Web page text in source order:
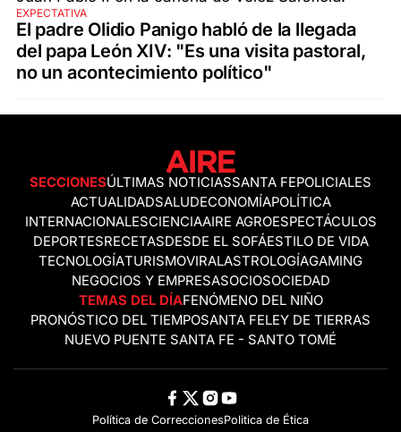
EXPECTATIVA
El padre Olidio Panigo habló de la llegada
del papa León XIV: "Es una visita pastoral,
no un acontecimiento político"
SECCIONESÚLTIMAS NOTICIASSANTA FEPOLICIALES
ACTUALIDADSALUDECONOMÍAPOLÍTICA
INTERNACIONALESCIENCIAAIRE AGROESPECTÁCULOS
DEPORTESRECETASDESDE EL SOFÁESTILO DE VIDA
TECNOLOGÍATURISMOVIRALASTROLOGÍAGAMING
NEGOCIOS Y EMPRESASOCIOSOCIEDAD
TEMAS DEL DÍAFENÓMENO DEL NIÑO
PRONÓSTICO DEL TIEMPOSANTA FELEY DE TIERRAS
NUEVO PUENTE SANTA FE - SANTO TOMÉ
Política de CorreccionesPolitica de Ética